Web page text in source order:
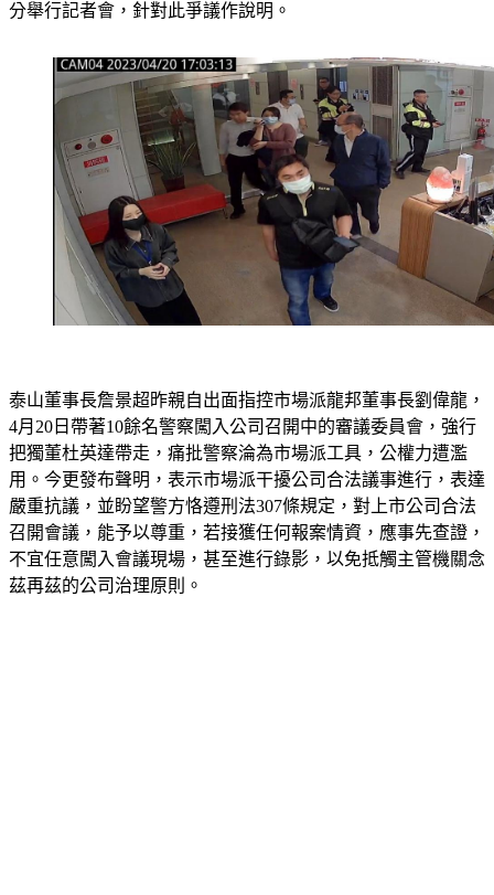
分舉行記者會，針對此爭議作說明。
泰山董事長詹景超昨親自出面指控市場派龍邦董事長劉偉龍，
4月20日帶著10餘名警察闖入公司召開中的審議委員會，強行
把獨董杜英達帶走，痛批警察淪為市場派工具，公權力遭濫
用。今更發布聲明，表示市場派干擾公司合法議事進行，表達
嚴重抗議，並盼望警方恪遵刑法307條規定，對上市公司合法
召開會議，能予以尊重，若接獲任何報案情資，應事先查證，
不宜任意闖入會議現場，甚至進行錄影，以免抵觸主管機關念
茲再茲的公司治理原則。